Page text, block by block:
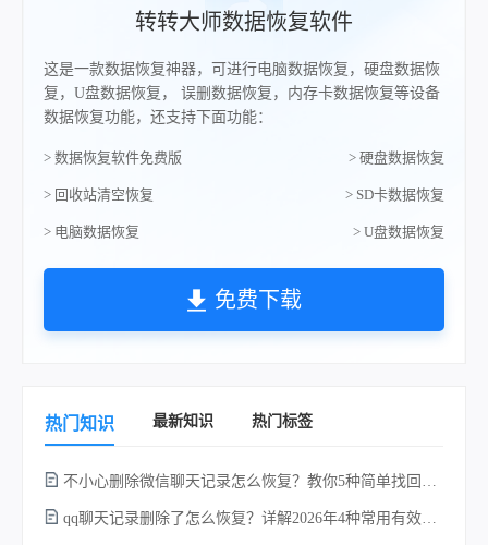
转转大师数据恢复软件
这是一款数据恢复神器，可进行电脑数据恢复，硬盘数据恢
复，U盘数据恢复， 误删数据恢复，内存卡数据恢复等设备
数据恢复功能，还支持下面功能：
> 数据恢复软件免费版 > 硬盘数据恢复
> 回收站清空恢复 > SD卡数据恢复
> 电脑数据恢复 > U盘数据恢复
免费下载
热门知识 最新知识 热门标签